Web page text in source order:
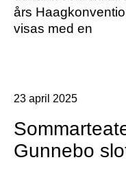
års
visas med en
23 april 2025
Gunnebo